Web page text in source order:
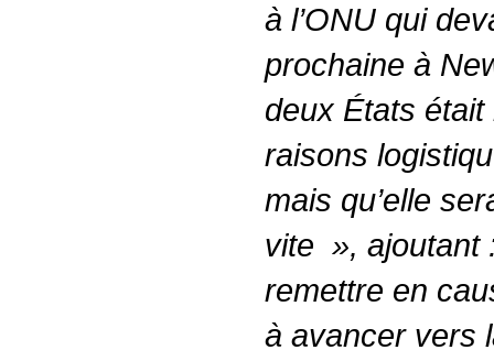
à l’ONU qui
prochaine à
deux États
raisons
mais qu’elle
vite », ajoutant
remettre en
à avancer vers